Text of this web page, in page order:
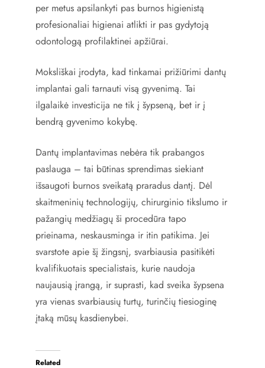
per metus apsilankyti pas burnos higienistą
profesionaliai higienai atlikti ir pas gydytoją
odontologą profilaktinei apžiūrai.
Moksliškai įrodyta, kad tinkamai prižiūrimi dantų
implantai gali tarnauti visą gyvenimą. Tai
ilgalaikė investicija ne tik į šypseną, bet ir į
bendrą gyvenimo kokybę.
Dantų implantavimas nebėra tik prabangos
paslauga – tai būtinas sprendimas siekiant
išsaugoti burnos sveikatą praradus dantį. Dėl
skaitmeninių technologijų, chirurginio tikslumo ir
pažangių medžiagų ši procedūra tapo
prieinama, neskausminga ir itin patikima. Jei
svarstote apie šį žingsnį, svarbiausia pasitikėti
kvalifikuotais specialistais, kurie naudoja
naujausią įrangą, ir suprasti, kad sveika šypsena
yra vienas svarbiausių turtų, turinčių tiesioginę
įtaką mūsų kasdienybei.
Related